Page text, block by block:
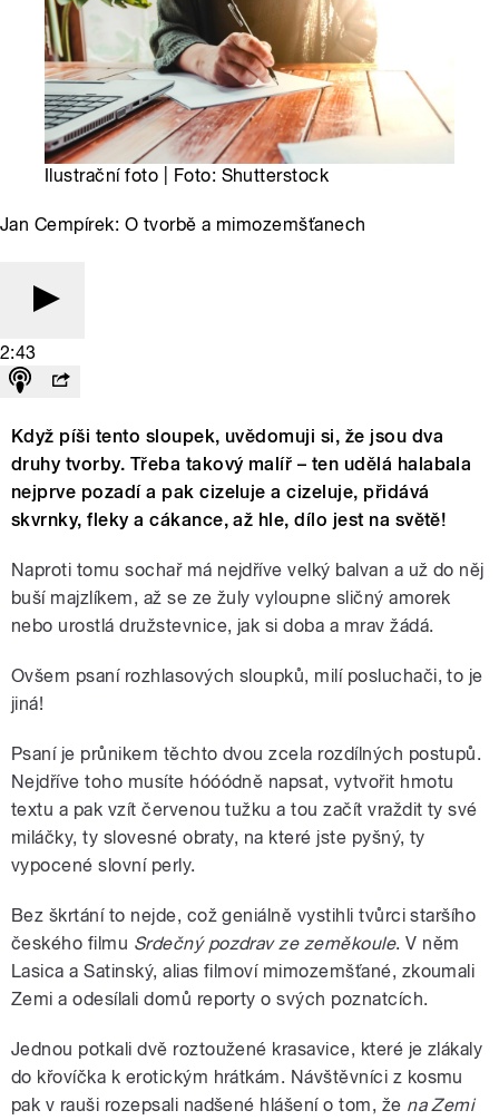
Ilustrační foto | Foto: Shutterstock
Jan Cempírek: O tvorbě a mimozemšťanech
2:43
Když píši tento sloupek, uvědomuji si, že jsou dva
druhy tvorby. Třeba takový malíř – ten udělá halabala
nejprve pozadí a pak cizeluje a cizeluje, přidává
skvrnky, fleky a cákance, až hle, dílo jest na světě!
Naproti tomu sochař má nejdříve velký balvan a už do něj
buší majzlíkem, až se ze žuly vyloupne sličný amorek
nebo urostlá družstevnice, jak si doba a mrav žádá.
Ovšem psaní rozhlasových sloupků, milí posluchači, to je
jiná!
Psaní je průnikem těchto dvou zcela rozdílných postupů.
Nejdříve toho musíte hóóódně napsat, vytvořit hmotu
textu a pak vzít červenou tužku a tou začít vraždit ty své
miláčky, ty slovesné obraty, na které jste pyšný, ty
vypocené slovní perly.
Bez škrtání to nejde, což geniálně vystihli tvůrci staršího
českého filmu Srdečný pozdrav ze zeměkoule. V něm
Lasica a Satinský, alias filmoví mimozemšťané, zkoumali
Zemi a odesílali domů reporty o svých poznatcích.
Jednou potkali dvě roztoužené krasavice, které je zlákaly
do křovíčka k erotickým hrátkám. Návštěvníci z kosmu
pak v rauši rozepsali nadšené hlášení o tom, že na Zemi